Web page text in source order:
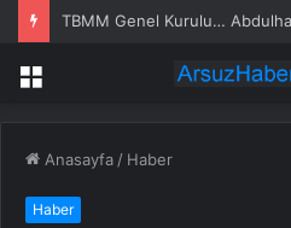
Menü
Anasayfa / Haber
Haber